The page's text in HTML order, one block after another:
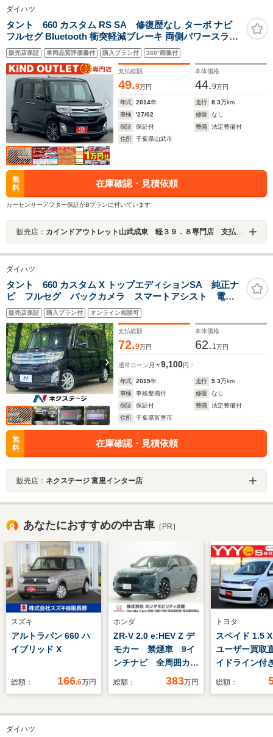
ダイハツ
タント 660 カスタム RS SA 修復歴なし ターボ ナビ
フルセグ Bluetooth 衝突軽減ブレーキ 両側パワースライ
ドドア スマートキー プッシュスタート アイドリングスト
ップ LEDヘッドライト オートエアコン 整備保証付
販売店保証 車両品質評価書付 購入プラン付 360°画像付
支払総額
49.9万円
本体価格
44.9万円
年式 2014年 走行 8.3万km
車検
'27/02 修復
なし
保証
保証付 整備
法定整備付
住所
千葉県山武市
無
料
在庫確認・見積依頼
カーセンサーアフター保証がBプランに付いています
販売店： カインドアウトレット山武成東 軽３９．８専門店 支払総額表示 ワゴンＲ／ムーブ／タント／ルークス／Ｎ－ＢＯＸ
ダイハツ
タント 660 カスタム X トップエディションSA 純正ナ
ビ フルセグ バックカメラ スマートアシスト 電動
スライド アイドリングストップ LEDヘッドライト
オートライト スマートキー オートエアコン 運転席
シートリフター ステアングリモコン
販売店保証 購入プラン付 オンライン相談可
支払総額
72.9万円
本体価格
62. 1万円
通常ローン 月々9,100円
年式 2015年 走行 5.3万km
車検
車検整備付 修復
なし
保証
保証付 整備
法定整備付
住所
千葉県富里市
無
料
在庫確認・見積依頼
販売店： ネクステージ 富里インター店
あなたにおすすめの中古車 ［PR］
スズキ
アルトラパン 660 ハ
イブリッド X
総額： 166.6万円
ホンダ
ZR-V 2.0 e:HEV Z デ
モカー 禁煙車 9イ
ンチナビ 全周囲カメ
ラ ドラレコ
トヒーター
総額： 383万円
トヨタ
スペイド 1.5
ユーザー買取
イドライン付
カメラ・パワ
オ・パートタ
総額：
ダイハツ